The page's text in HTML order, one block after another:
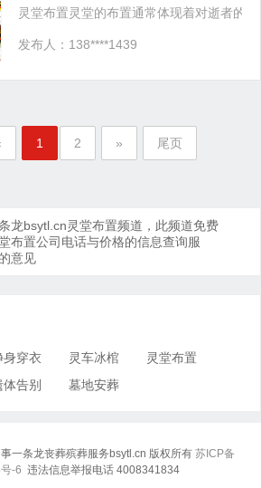
灵堂布置灵堂的布置通常体现着对逝者的
发布人：138****1439
1 2 » 尾页
龙bsytl.cn灵堂布置频道，此频道免费
布置公司电话与价格的信息查询服
意见
身穿衣 灵车冰棺
灵堂布置
体告别 墓地安葬
一条龙丧葬殡葬服务bsytl.cn 版权所有 苏ICP备
-6 违法信息举报电话 4008341834